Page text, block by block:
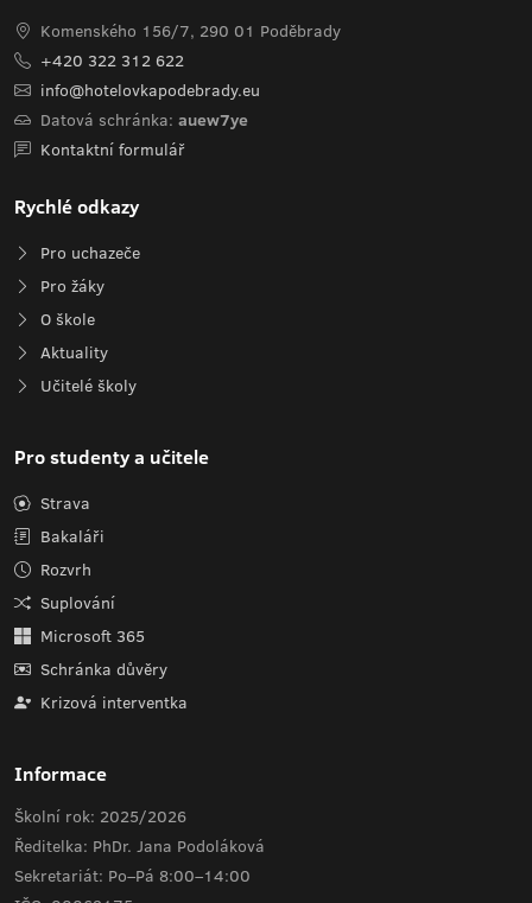
Komenského 156/7, 290 01 Poděbrady
+420 322 312 622
info@hotelovkapodebrady.eu
Datová schránka: auew7ye
Kontaktní formulář
Rychlé odkazy
Pro uchazeče
Pro žáky
O škole
Aktuality
Učitelé školy
Pro studenty a učitele
Strava
Bakaláři
Rozvrh
Suplování
Microsoft 365
Schránka důvěry
Krizová interventka
Informace
Školní rok: 2025/2026
Ředitelka: PhDr. Jana Podoláková
Sekretariát: Po–Pá 8:00–14:00